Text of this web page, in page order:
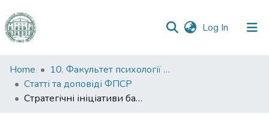
Log In (current)
Communities
&
Collections
Home
10. Факультет психології та соціальної роботи
Статті та доповіді ФПСР
Стратегічні ініціативи банків у сфері управління персоналом банку